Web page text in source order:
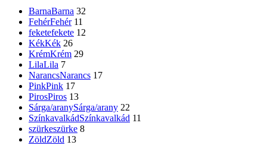
BarnaBarna 32
FehérFehér 11
feketefekete 12
KékKék 26
KrémKrém 29
LilaLila 7
NarancsNarancs 17
PinkPink 17
PirosPiros 13
Sárga/aranySárga/arany 22
SzínkavalkádSzínkavalkád 11
szürkeszürke 8
ZöldZöld 13